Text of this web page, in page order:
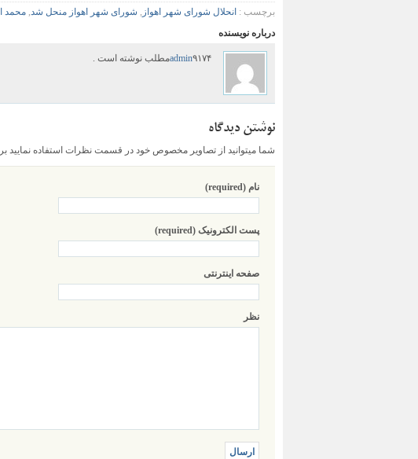
برچسب : انحلال شورای شهر اهواز , شورای شهر اهواز منحل شد, محمد
درباره نویسنده
admin۹۱۷۴مطلب نوشته است .
نوشتن دیدگاه
شما میتوانید از تصاویر مخصوص خود در قسمت نظرات استفاده نمایید
نام (required)
پست الکترونیک (required)
صفحه اینترنتی
نظر